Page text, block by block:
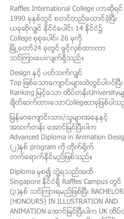
Raffles International College ဟာဆိုရင္
1990 ခုႏွစ္တြင္ စတင္တည္ေထာင္ခဲ့ၿပီး
ယခုဆိုလ်ွင္ ႏိုင္ငံေပါင္း 14 ႏိုင္ငံ၌
College စုစုေပါင္း 26 ခုကို
ၿမိဳ႕ေတာ္24 ခုတြင္ ဖြင့္လွစ္ထားကာ
သင္ၾကားေပးလ်က္ရွိသည္။
Design ႏွင့္ ပတ္သက္လွ်င္
Top ျဖစ္ေသာေက်ာင္းမ်ားထဲတြင္ပါ၀င္ၿပီး
Ranking ျမင့္ေသာ ထိပ္တန္းUniversity
ခ်ိတ္ဆက္ထားေသာCollegeတခုျဖစ္ပါသ
ျမန္မာေက်ာင္းသား/သူမ်ားအေနႏွင့္
အထက္တန္း ေအာင္ျမင္ၿပီးပါက
Advanced Diploma in Animation
(၂)ႏွစ္ program ကို တိုက္ရိုက္
တက္ေရာက္ႏိုင္မည္ျဖစ္သည္။
Diploma မွစ၍ ဘြဲ႔ရသည္အထိ
Singapore ႏိုင္ငံရွိ Raffles Campus တြင္
(၃)ႏွစ္ သင္ၾကားရမည္ျဖစ္ၿပီး BACHELOR
(HONOURS) IN ILLUSTRATION AND
ANIMATION ေအာင္ျမင္ၿပီးပါက UK ထိ